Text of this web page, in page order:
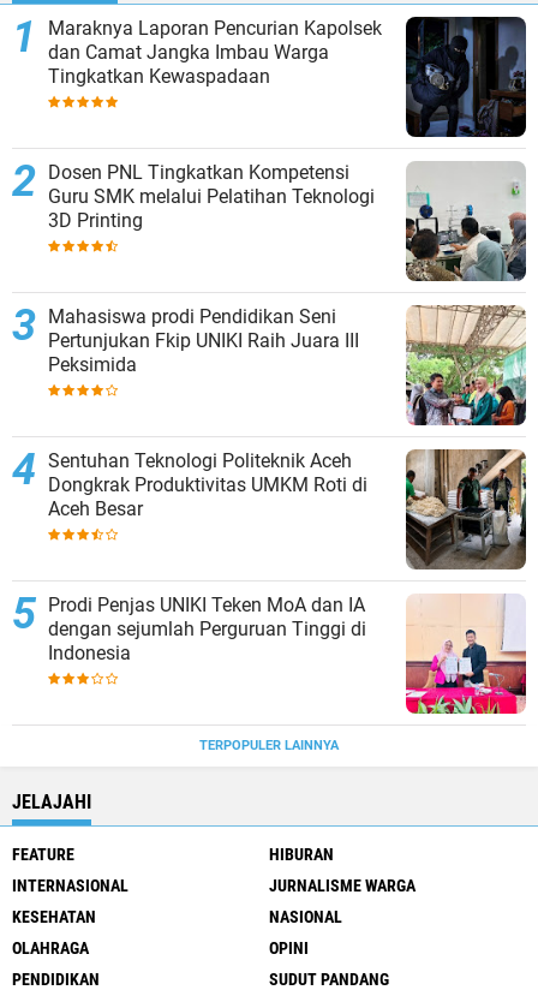
Maraknya Laporan Pencurian Kapolsek
dan Camat Jangka Imbau Warga
Tingkatkan Kewaspadaan
Dosen PNL Tingkatkan Kompetensi
Guru SMK melalui Pelatihan Teknologi
3D Printing
Mahasiswa prodi Pendidikan Seni
Pertunjukan Fkip UNIKI Raih Juara III
Peksimida
Sentuhan Teknologi Politeknik Aceh
Dongkrak Produktivitas UMKM Roti di
Aceh Besar
Prodi Penjas UNIKI Teken MoA dan IA
dengan sejumlah Perguruan Tinggi di
Indonesia
TERPOPULER LAINNYA
JELAJAHI
FEATURE
HIBURAN
INTERNASIONAL
JURNALISME WARGA
KESEHATAN
NASIONAL
OLAHRAGA
OPINI
PENDIDIKAN
SUDUT PANDANG